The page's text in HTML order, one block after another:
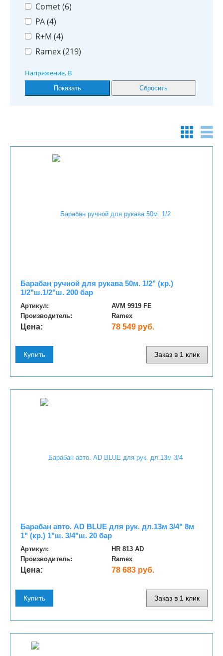
Comet (6)
PA (4)
R+M (4)
Ramex (219)
Напряжение, В
Барабан ручной для рукава 50м. 1/2" (кр.)
1/2"ш.1/2"ш. 200 бар
Артикул:
AVM 9919 FE
Производитель:
Ramex
Цена: 78 549 руб.
Купить Заказ в 1 клик
Барабан авто. AD BLUE для рук. дл.13м 3/4" 8м
1" (кр.) 1"ш. 3/4"ш. 20 бар
Артикул:
HR 813 AD
Производитель:
Ramex
Цена: 78 683 руб.
Купить Заказ в 1 клик